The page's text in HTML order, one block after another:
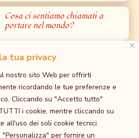
tua privacy
nostro sito Web per offrirti
ricordando le tue preferenze e
Cliccando su "Accetto tutto"
i cookie, mentre cliccando su
all'uso dei soli cookie tecnici.
per fornire un
Cosa ci sentiamo chiamati a
portare nel mondo?
al Bardo: la Grande Liberazione
– Tantra Bianco
della Madre, Cavriago, RE
al Maithuna Yin: l’unione sacra